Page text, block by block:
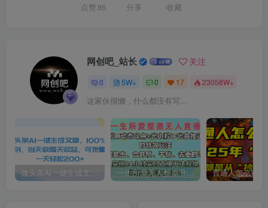
点赞 86 分享 收藏
网创吧_站长 关注
0 5W+ 0 17 23058W+
这家伙很懒，什么都没有写...
微头条AI一键生成文章，100%过原创，当天做隔天收益，可批量，一天轻松200+ 一生所爱无人整蛊升级版9.0，利用动态噪点+光斑粒子光条推进的特效玩法，内附暴击、合并帧、干扰、去重的手法，实现24小时实时直播不违规操，单场日入1500+，小白也能无脑驾驭